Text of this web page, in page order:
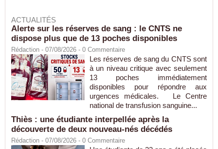
ACTUALITÉS
Alerte sur les réserves de sang : le CNTS ne
dispose plus que de 13 poches disponibles
Rédaction - 07/08/2026 - 0 Commentaire
Les réserves de sang du CNTS sont
à un niveau critique avec seulement
13 poches immédiatement
disponibles pour répondre aux
urgences médicales. Le Centre
national de transfusion sanguine...
Thiès : une étudiante interpellée après la
découverte de deux nouveau-nés décédés
Rédaction - 07/08/2026 - 0 Commentaire